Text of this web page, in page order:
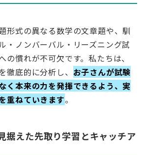
形式の異なる数学の文章題や、馴
・ノンバーバル・リーズニング試
の慣れが不可欠です。私たちは、
徹底的に分析し、 お子さんが試験
く本来の力を発揮できるよう、実
重ねていきます。
据えた先取り学習とキャッチア